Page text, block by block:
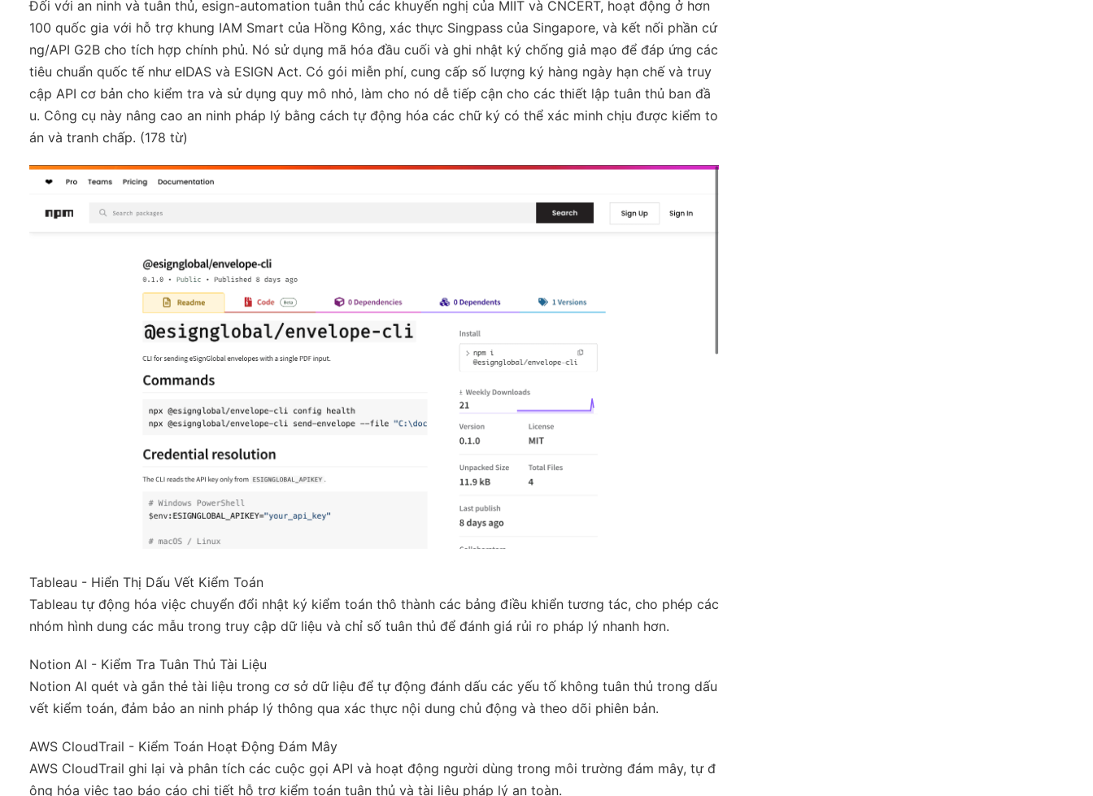
Đối với an ninh và tuân thủ, esign-automation tuân thủ các khuyến nghị của MIIT và CNCERT, hoạt động ở hơn
100 quốc gia với hỗ trợ khung IAM Smart của Hồng Kông, xác thực Singpass của Singapore, và kết nối phần cứ
ng/API G2B cho tích hợp chính phủ. Nó sử dụng mã hóa đầu cuối và ghi nhật ký chống giả mạo để đáp ứng các
tiêu chuẩn quốc tế như eIDAS và ESIGN Act. Có gói miễn phí, cung cấp số lượng ký hàng ngày hạn chế và truy
cập API cơ bản cho kiểm tra và sử dụng quy mô nhỏ, làm cho nó dễ tiếp cận cho các thiết lập tuân thủ ban đầ
u. Công cụ này nâng cao an ninh pháp lý bằng cách tự động hóa các chữ ký có thể xác minh chịu được kiểm to
án và tranh chấp. (178 từ)
Tableau - Hiển Thị Dấu Vết Kiểm Toán
Tableau tự động hóa việc chuyển đổi nhật ký kiểm toán thô thành các bảng điều khiển tương tác, cho phép các
nhóm hình dung các mẫu trong truy cập dữ liệu và chỉ số tuân thủ để đánh giá rủi ro pháp lý nhanh hơn.
Notion AI - Kiểm Tra Tuân Thủ Tài Liệu
Notion AI quét và gắn thẻ tài liệu trong cơ sở dữ liệu để tự động đánh dấu các yếu tố không tuân thủ trong dấu
vết kiểm toán, đảm bảo an ninh pháp lý thông qua xác thực nội dung chủ động và theo dõi phiên bản.
AWS CloudTrail - Kiểm Toán Hoạt Động Đám Mây
AWS CloudTrail ghi lại và phân tích các cuộc gọi API và hoạt động người dùng trong môi trường đám mây, tự đ
ộng hóa việc tạo báo cáo chi tiết hỗ trợ kiểm toán tuân thủ và tài liệu pháp lý an toàn.